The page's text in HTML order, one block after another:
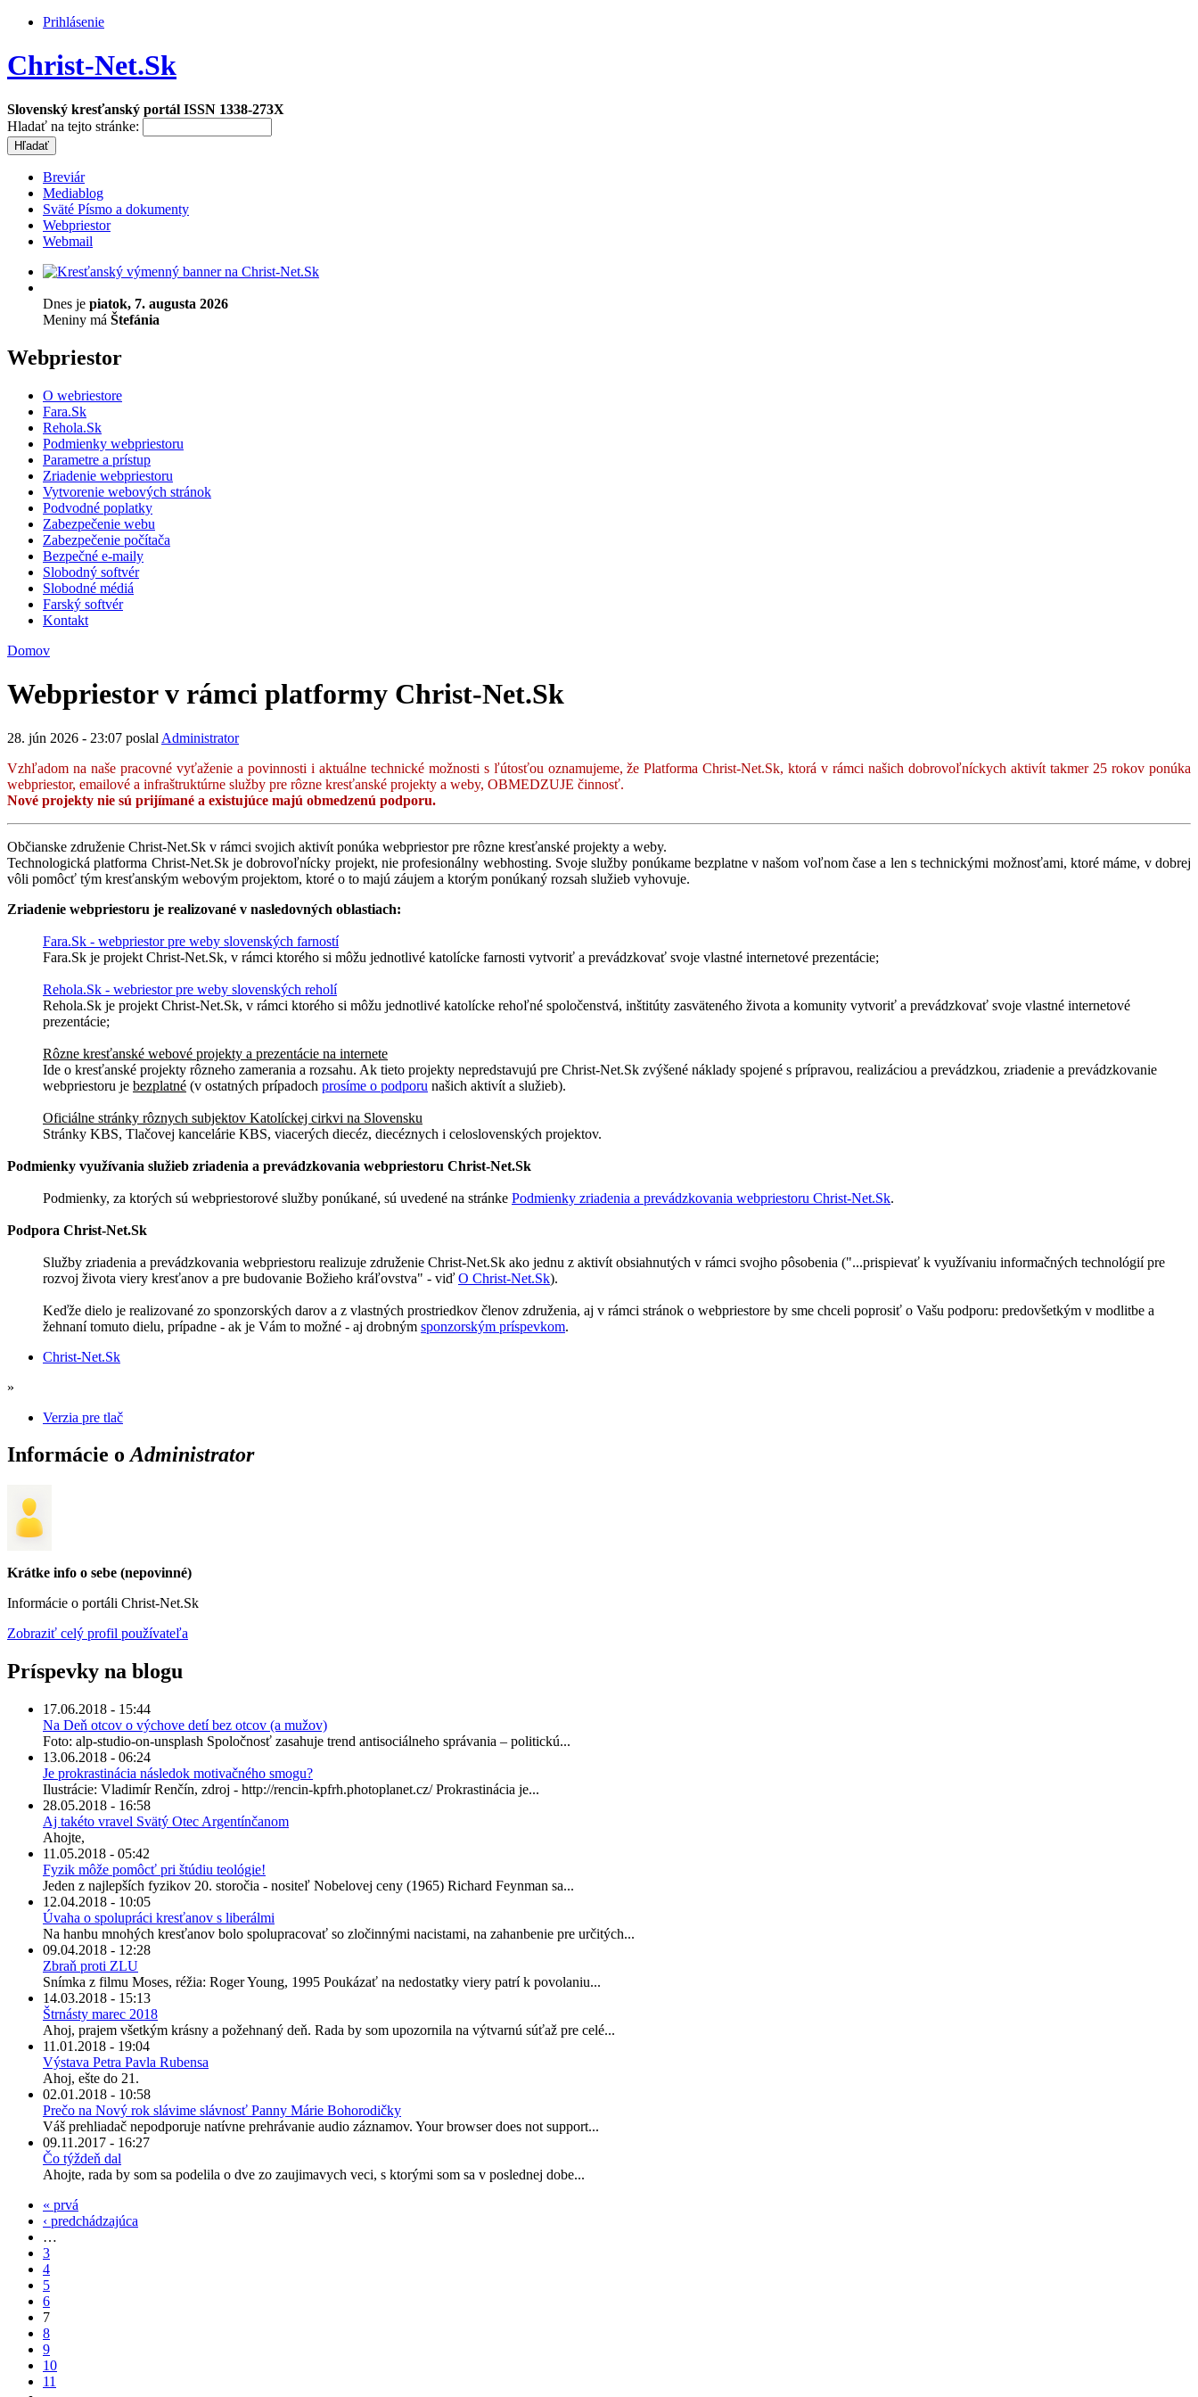
Prihlásenie
Christ-Net.Sk
Slovenský kresťanský portál ISSN 1338-273X
Hladať na tejto stránke:
Breviár
Mediablog
Sväté Písmo a dokumenty
Webpriestor
Webmail
Dnes je piatok, 7. augusta 2026
Meniny má Štefánia
Webpriestor
O webriestore
Fara.Sk
Rehola.Sk
Podmienky webpriestoru
Parametre a prístup
Zriadenie webpriestoru
Vytvorenie webových stránok
Podvodné poplatky
Zabezpečenie webu
Zabezpečenie počítača
Bezpečné e-maily
Slobodný softvér
Slobodné médiá
Farský softvér
Kontakt
Domov
Webpriestor v rámci platformy Christ-Net.Sk
28. jún 2026 - 23:07 poslal Administrator
Vzhľadom na naše pracovné vyťaženie a povinnosti i aktuálne technické možnosti s ľútosťou oznamujeme, že Platforma Christ-Net.Sk, ktorá v rámci našich dobrovoľníckych aktivít takmer 25 rokov ponúka
webpriestor, emailové a infraštruktúrne služby pre rôzne kresťanské projekty a weby, OBMEDZUJE činnosť.
Nové projekty nie sú prijímané a existujúce majú obmedzenú podporu.
Občianske združenie Christ-Net.Sk v rámci svojich aktivít ponúka webpriestor pre rôzne kresťanské projekty a weby.
Technologická platforma Christ-Net.Sk je dobrovoľnícky projekt, nie profesionálny webhosting. Svoje služby ponúkame bezplatne v našom voľnom čase a len s technickými možnosťami, ktoré máme, v dobrej
vôli pomôcť tým kresťanským webovým projektom, ktoré o to majú záujem a ktorým ponúkaný rozsah služieb vyhovuje.
Zriadenie webpriestoru je realizované v nasledovných oblastiach:
Fara.Sk - webpriestor pre weby slovenských farností
Fara.Sk je projekt Christ-Net.Sk, v rámci ktorého si môžu jednotlivé katolícke farnosti vytvoriť a prevádzkovať svoje vlastné internetové prezentácie;
Rehola.Sk - webriestor pre weby slovenských reholí
Rehola.Sk je projekt Christ-Net.Sk, v rámci ktorého si môžu jednotlivé katolícke rehoľné spoločenstvá, inštitúty zasväteného života a komunity vytvoriť a prevádzkovať svoje vlastné internetové
prezentácie;
Rôzne kresťanské webové projekty a prezentácie na internete
Ide o kresťanské projekty rôzneho zamerania a rozsahu. Ak tieto projekty nepredstavujú pre Christ-Net.Sk zvýšené náklady spojené s prípravou, realizáciou a prevádzkou, zriadenie a prevádzkovanie
webpriestoru je bezplatné (v ostatných prípadoch prosíme o podporu našich aktivít a služieb).
Oficiálne stránky rôznych subjektov Katolíckej cirkvi na Slovensku
Stránky KBS, Tlačovej kancelárie KBS, viacerých diecéz, diecéznych i celoslovenských projektov.
Podmienky využívania služieb zriadenia a prevádzkovania webpriestoru Christ-Net.Sk
Podmienky, za ktorých sú webpriestorové služby ponúkané, sú uvedené na stránke Podmienky zriadenia a prevádzkovania webpriestoru Christ-Net.Sk.
Podpora Christ-Net.Sk
Služby zriadenia a prevádzkovania webpriestoru realizuje združenie Christ-Net.Sk ako jednu z aktivít obsiahnutých v rámci svojho pôsobenia ("...prispievať k využívaniu informačných technológií pre
rozvoj života viery kresťanov a pre budovanie Božieho kráľovstva" - viď O Christ-Net.Sk).
Keďže dielo je realizované zo sponzorských darov a z vlastných prostriedkov členov združenia, aj v rámci stránok o webpriestore by sme chceli poprosiť o Vašu podporu: predovšetkým v modlitbe a
žehnaní tomuto dielu, prípadne - ak je Vám to možné - aj drobným sponzorským príspevkom.
Christ-Net.Sk
»
Verzia pre tlač
Informácie oAdministrator
Krátke info o sebe (nepovinné)
Informácie o portáli Christ-Net.Sk
Zobraziť celý profil používateľa
Príspevky na blogu
17.06.2018 - 15:44
Na Deň otcov o výchove detí bez otcov (a mužov)
Foto: alp-studio-on-unsplash Spoločnosť zasahuje trend antisociálneho správania – politickú...
13.06.2018 - 06:24
Je prokrastinácia následok motivačného smogu?
Ilustrácie: Vladimír Renčín, zdroj - http://rencin-kpfrh.photoplanet.cz/ Prokrastinácia je...
28.05.2018 - 16:58
Aj takéto vravel Svätý Otec Argentínčanom
Ahojte,
11.05.2018 - 05:42
Fyzik môže pomôcť pri štúdiu teológie!
Jeden z najlepších fyzikov 20. storočia - nositeľ Nobelovej ceny (1965) Richard Feynman sa...
12.04.2018 - 10:05
Úvaha o spolupráci kresťanov s liberálmi
Na hanbu mnohých kresťanov bolo spolupracovať so zločinnými nacistami, na zahanbenie pre určitých...
09.04.2018 - 12:28
Zbraň proti ZLU
Snímka z filmu Moses, réžia: Roger Young, 1995 Poukázať na nedostatky viery patrí k povolaniu...
14.03.2018 - 15:13
Štrnásty marec 2018
Ahoj, prajem všetkým krásny a požehnaný deň. Rada by som upozornila na výtvarnú súťaž pre celé...
11.01.2018 - 19:04
Výstava Petra Pavla Rubensa
Ahoj, ešte do 21.
02.01.2018 - 10:58
Prečo na Nový rok slávime slávnosť Panny Márie Bohorodičky
Váš prehliadač nepodporuje natívne prehrávanie audio záznamov. Your browser does not support...
09.11.2017 - 16:27
Čo týždeň dal
Ahojte, rada by som sa podelila o dve zo zaujimavych veci, s ktorými som sa v poslednej dobe...
« prvá
‹ predchádzajúca
…
3
4
5
6
7
8
9
10
11